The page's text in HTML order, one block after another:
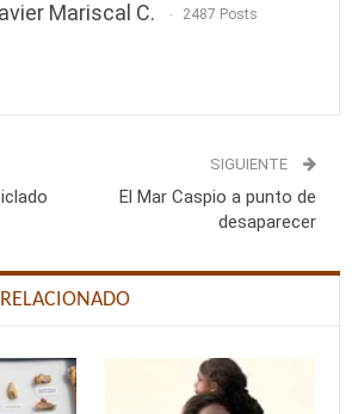
Mariscal C. 2487 Posts
SIGUIENTE
El Mar Caspio a punto de
desaparecer